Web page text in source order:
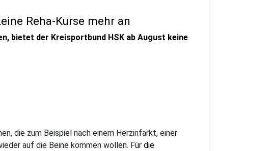
Reha-Kurse mehr an
bietet der Kreisportbund HSK ab August keine
die zum Beispiel nach einem Herzinfarkt, einer
auf die Beine kommen wollen. Für die